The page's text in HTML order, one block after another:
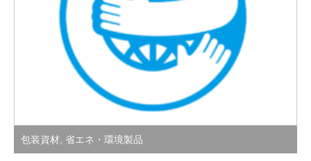
包装資材 省エネ・環境製品